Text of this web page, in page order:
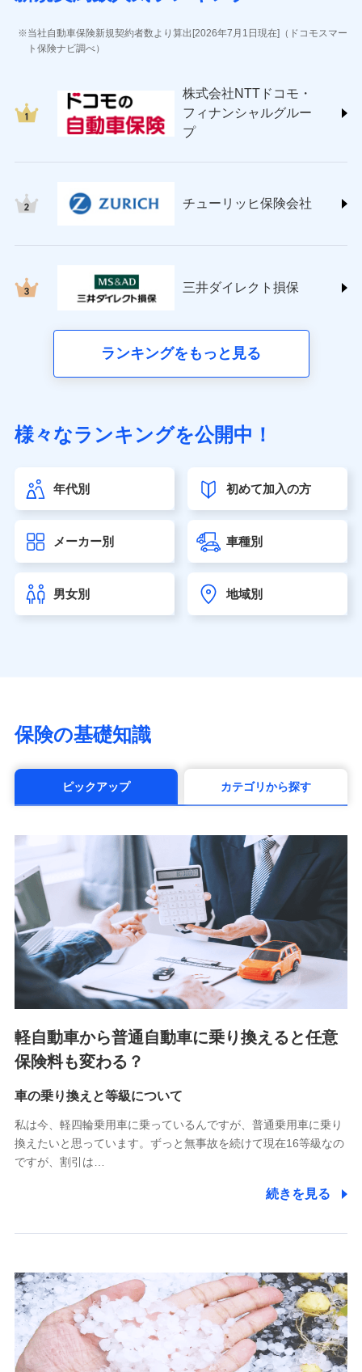
ソニー損害保険株式会社
(https://www.sonysonpo.co.jp/)
ＳＯＭＰＯダイレクト損害保険株式会社
(https://www.sompo-direct.co.jp/)
チューリッヒ保険会社 (https://www.zurich.co.jp/)
(https://www.nisshinfire.co.jp/)
(https://www.petfamilyins.co.jp/)
ins.com/)
三井ダイレクト損害保険株式会社
（https://www.sonylife.co.jp）
第一ネオ生命保険株式会社（https://neofirst.co.jp/）
大樹生命保険株式会社（https://www.taiju-life.co.jp）
seimei.co.jp）
チューリッヒ生命保険株式会社
東京海上日動あんしん生命保険株式会社
（https://www.tmn-anshin.co.jp/）
マニュライフ生命保険株式会社
（https://www.manulife.co.jp/）
（https://www.msa-life.co.jp/）
メットライフ生命株式会社(https://www.metlife.co.jp/)
■少額短期保険
株式会社アシロ少額短期保険 (https://kailash.co.jp/)
SBIいきいき少額短期保険会社 (https://www.i-
sedai.com/)
SBIペット少額短期保険株式会社 (https://www.sbipet-
ssi.co.jp/)
SBIリスタ少額短期保険会社
(https://www.jishin.co.jp/)
スマートプラス少額短期保険株式会社
チューリッヒ少額短期保険株式会社
(https://www.zurichssi.co.jp/)
(https://www.tokiomarine-x.co.jp/)
(https://pshoken.co.jp/)
リトルファミリー少額短期保険株式会社
(https://www.littlefamily-ssi.com/)
郵便、電話、およびＥメール等により、当社と取引のあるも
た維持管理等の委託業務遂行のため、またそれらに付帯、関
連する当社および提携会社のサービスを案内、提供するため
（なお、当社は複数の保険会社と取引があり、取得した個人
情報を取引のある他の保険会社の商品・サービスをご提案す
るために利用させていただくことがあります。）
上記に係る連絡・手続き・管理等付帯業務を行うため
当社自動車保険新規契約者数より算出[2026年7月1日現在]（ドコモスマー
ト保険ナビ調べ）
株式会社NTTドコモ・
フィナンシャルグルー
プ
チューリッヒ保険会社
三井ダイレクト損保
ランキングをもっと見る
様々なランキングを公開中！
年代別 初めて加入の方
メーカー別 車種別
男女別 地域別
保険の基礎知識
ピックアップ カテゴリから探す
軽自動車から普通自動車に乗り換えると任意
保険料も変わる？
車の乗り換えと等級について
私は今、軽四輪乗用車に乗っているんですが、普通乗用車に乗り
換えたいと思っています。ずっと無事故を続けて現在16等級なの
ですが、割引は…
続きを見る